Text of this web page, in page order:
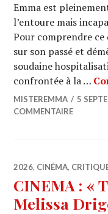
Emma est
l’entoure mais
Pour comprendre ce
sur son passé et
soudaine
confrontée à la …
MISTEREMMA 5
COMMENTAIRE
2026, CINÉMA,
CINEMA : «
Melissa